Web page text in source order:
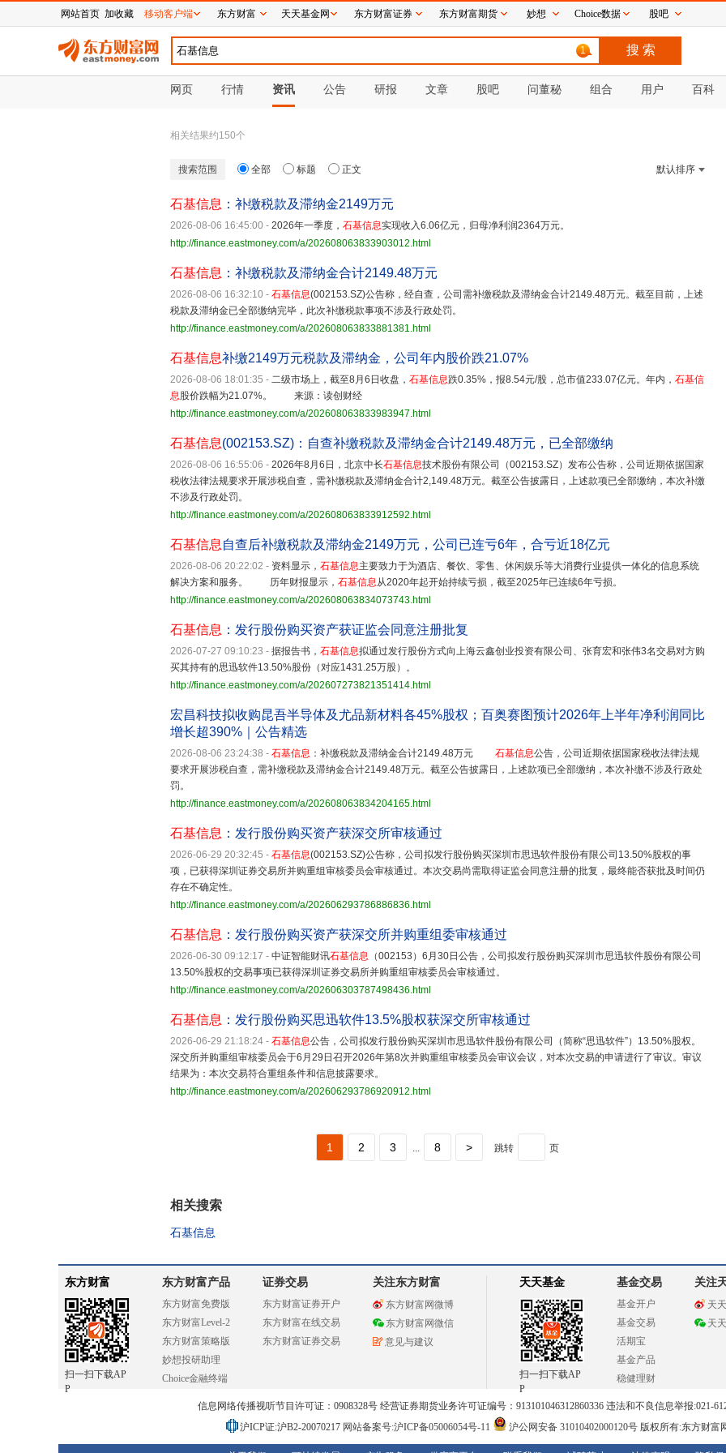
1
网页 行情 资讯 公告 研报 文章 股吧 问董秘 组合 用户 百科
相关结果约150个
搜索范围 全部 标题 正文 默认排序
石基信息 ：补缴税款及滞纳金2149万元
2026-08-06 16:45:00 - 2026年一季度， 石基信息实现收入6.06亿元，归母净利润2364万元。
http://finance.eastmoney.com/a/202608063833903012.html
石基信息 ：补缴税款及滞纳金合计2149.48万元
2026-08-06 16:32:10 - 石基信息(002153.SZ)公告称，经自查，公司需补缴税款及滞纳金合计2149.48万元。截至目前，上述
税款及滞纳金已全部缴纳完毕，此次补缴税款事项不涉及行政处罚。
http://finance.eastmoney.com/a/202608063833881381.html
石基信息补缴2149万元税款及滞纳金，公司年内股价跌21.07%
2026-08-06 18:01:35 - 二级市场上，截至8月6日收盘， 石基信息跌0.35%，报8.54元/股，总市值233.07亿元。年内， 石基信
息股价跌幅为21.07%。 来源：读创财经
http://finance.eastmoney.com/a/202608063833983947.html
石基信息(002153.SZ)：自查补缴税款及滞纳金合计2149.48万元，已全部缴纳
2026-08-06 16:55:06 - 2026年8月6日，北京中长石基信息技术股份有限公司（002153.SZ）发布公告称，公司近期依据国家
税收法律法规要求开展涉税自查，需补缴税款及滞纳金合计2,149.48万元。截至公告披露日，上述款项已全部缴纳，本次补缴
不涉及行政处罚。
http://finance.eastmoney.com/a/202608063833912592.html
石基信息 自查后补缴税款及滞纳金2149万元，公司已连亏6年，合亏近18亿元
2026-08-06 20:22:02 - 资料显示， 石基信息主要致力于为酒店、餐饮、零售、休闲娱乐等大消费行业提供一体化的信息系统
解决方案和服务。 历年财报显示， 石基信息从2020年起开始持续亏损，截至2025年已连续6年亏损。
http://finance.eastmoney.com/a/202608063834073743.html
石基信息 ：发行股份购买资产获证监会同意注册批复
2026-07-27 09:10:23 - 据报告书， 石基信息拟通过发行股份方式向上海云鑫创业投资有限公司、张育宏和张伟3名交易对方购
买其持有的思迅软件13.50%股份（对应1431.25万股）。
http://finance.eastmoney.com/a/202607273821351414.html
宏昌科技拟收购昆吾半导体及尤品新材料各45%股权；百奥赛图预计2026年上半年净利润同比
增长超390%｜公告精选
2026-08-06 23:24:38 - 石基信息 ：补缴税款及滞纳金合计2149.48万元 石基信息公告，公司近期依据国家税收法律法规
要求开展涉税自查，需补缴税款及滞纳金合计2149.48万元。截至公告披露日，上述款项已全部缴纳，本次补缴不涉及行政处
罚。
http://finance.eastmoney.com/a/202608063834204165.html
石基信息 ：发行股份购买资产获深交所审核通过
2026-06-29 20:32:45 - 石基信息(002153.SZ)公告称，公司拟发行股份购买深圳市思迅软件股份有限公司13.50%股权的事
项，已获得深圳证券交易所并购重组审核委员会审核通过。本次交易尚需取得证监会同意注册的批复，最终能否获批及时间仍
存在不确定性。
http://finance.eastmoney.com/a/202606293786886836.html
石基信息 ：发行股份购买资产获深交所并购重组委审核通过
2026-06-30 09:12:17 - 中证智能财讯石基信息 （002153）6月30日公告，公司拟发行股份购买深圳市思迅软件股份有限公司
13.50%股权的交易事项已获得深圳证券交易所并购重组审核委员会审核通过。
http://finance.eastmoney.com/a/202606303787498436.html
石基信息 ：发行股份购买思迅软件13.5%股权获深交所审核通过
2026-06-29 21:18:24 - 石基信息公告，公司拟发行股份购买深圳市思迅软件股份有限公司（简称“思迅软件”）13.50%股权。
深交所并购重组审核委员会于6月29日召开2026年第8次并购重组审核委员会审议会议，对本次交易的申请进行了审议。审议
结果为：本次交易符合重组条件和信息披露要求。
http://finance.eastmoney.com/a/202606293786920912.html
1 2 3 ... 8 > 跳转 页
相关搜索
石基信息
东方财富
扫一扫下载AP
P
东方财富产品
东方财富免费版
东方财富Level-2
东方财富策略版
妙想投研助理
Choice金融终端
证券交易
东方财富证券开户
东方财富在线交易
东方财富证券交易
关注东方财富
东方财富网微博
东方财富网微信
意见与建议
天天基金
扫一扫下载AP
P
基金交易
基金开户
基金交易
活期宝
基金产品
稳健理财
关注
天
天
信息网络传播视听节目许可证：0908328号 经营证券期货业务许可证编号：913101046312860336 违法和不良信息举报:021-
沪ICP证:沪B2-20070217 网站备案号:沪ICP备05006054号-11 沪公网安备 31010402000120号版权所有:东方财富
网站首页 加收藏 移动客户端 东方财富 天天基金网 东方财富证券 东方财富期货 妙想 Choice数据 股吧